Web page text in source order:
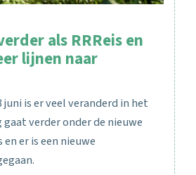
als RRReis en
lijnen naar
juni is er veel veranderd in het
gaat verder onder de nieuwe
en er is een nieuwe